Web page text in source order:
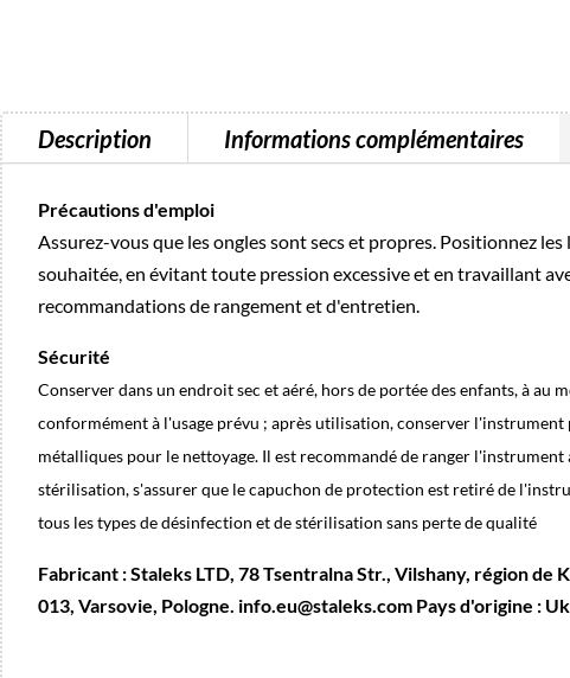
Description Informations complémentaires
Précautions d'emploi
Assurez-vous que les ongles sont secs et propres. Positionnez
souhaitée, en évitant toute pression excessive et en travaillant
recommandations de rangement et d'entretien.
Sécurité
Conserver dans un endroit sec et aéré, hors de portée des enfants, à au
conformément à l'usage prévu ; après utilisation, conserver
métalliques pour le nettoyage. Il est recommandé de ranger
stérilisation, s'assurer que le capuchon de protection est retiré de
tous les types de désinfection et de stérilisation sans perte de qualité
Fabricant : Staleks LTD, 78 Tsentralna Str., Vilshany, région
013, Varsovie, Pologne. info.eu@staleks.com Pays d'origine :